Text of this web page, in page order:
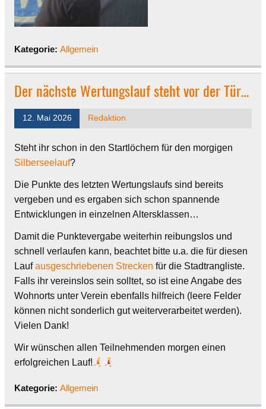
Kategorie: Allgemein
Der nächste Wertungslauf steht vor der Tür…
12. Mai 2026 Redaktion
Steht ihr schon in den Startlöchern für den morgigen
Silberseelauf?
Die Punkte des letzten Wertungslaufs sind bereits
vergeben und es ergaben sich schon spannende
Entwicklungen in einzelnen Altersklassen…
Damit die Punktevergabe weiterhin reibungslos und
schnell verlaufen kann, beachtet bitte u.a. die für diesen
Laufausgeschriebenen Strecken für die Stadtrangliste.
Falls ihr vereinslos sein solltet, so ist eine Angabe des
Wohnorts unter Verein ebenfalls hilfreich (leere Felder
können nicht sonderlich gut weiterverarbeitet werden).
Vielen Dank!
Wir wünschen allen Teilnehmenden morgen einen
erfolgreichen Lauf!
Kategorie: Allgemein